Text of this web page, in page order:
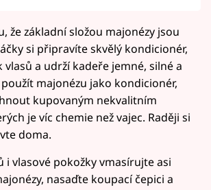
že základní složou majonézy jsou
si připravíte skvělý kondicionér,
a udrží kadeře jemné, silné a
majonézu jako kondicionér,
kupovaným nekvalitním
je víc chemie než vajec. Raději si
doma.
i vlasové pokožky vmasírujte asi
nasaďte koupací čepici a